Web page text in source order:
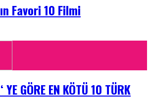
Favori 10 Filmi
YE GÖRE EN KÖTÜ 10 TÜRK